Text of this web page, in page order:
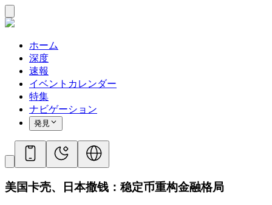
ホーム
深度
速報
イベントカレンダー
特集
ナビゲーション
発見
美国卡壳、日本撒钱：稳定币重构金融格局